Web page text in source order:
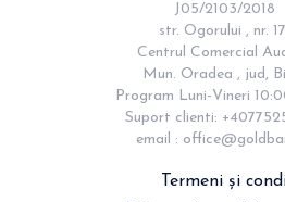
J05/2103/2018
str. Ogorului , nr.
Centrul Comercial
Mun. Oradea , jud,
Program Luni-Vineri
Suport clienti:
email :
Termeni și